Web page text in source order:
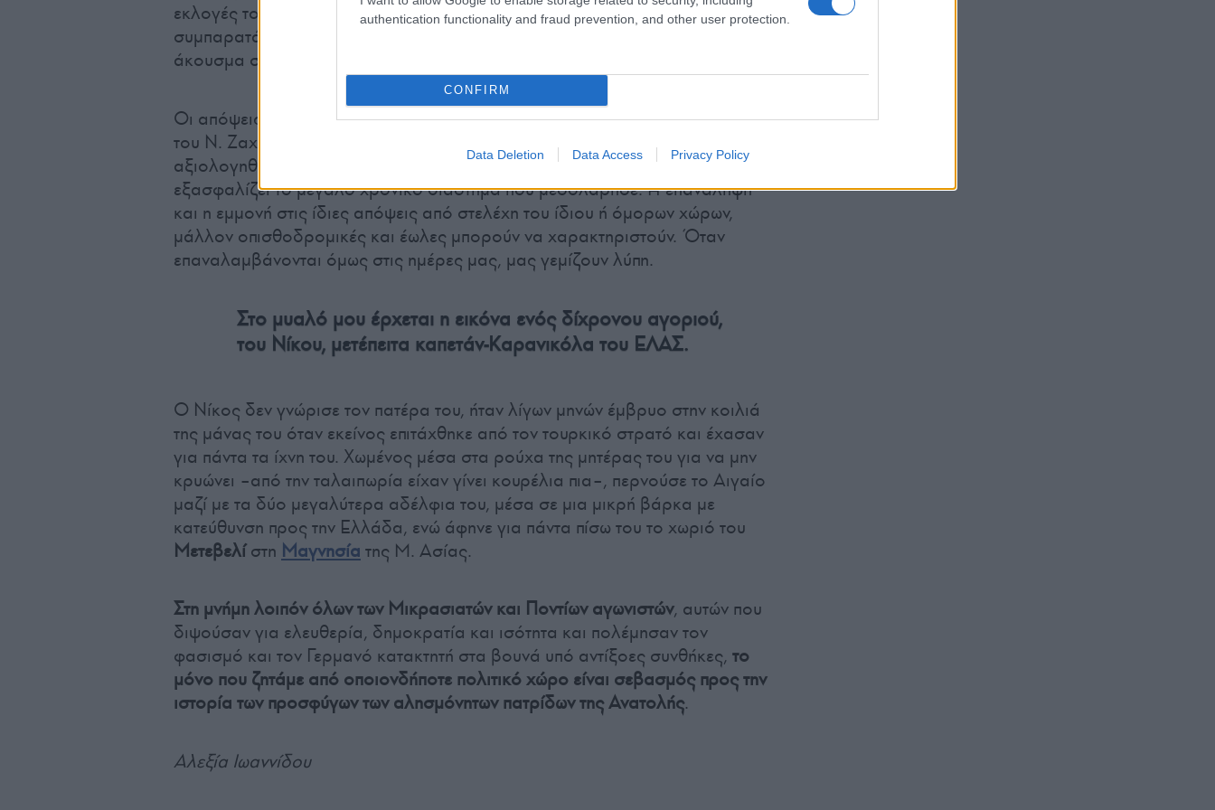
authentication functionality and fraud prevention, and other user protection.
CONFIRM
Data Deletion Data Access Privacy Policy
εκλογές του Νοέμβρη του 1920 οι κουμουνιστές του ΣΕΚΕ
συμπαρατάχθηκαν με τις αντιβενιζελικές δυνάμεις υπό το περίεργο στο
άκουσμα σύνθημα «σφυρί-δρεπάνι, ελιά-στεφάνι»!
Οι απόψεις υψηλόβαθμων ιστορικών στελεχών του χώρου του ΚΚΕ, όπως
του Ν. Ζαχαριάδη, μετά από σχεδόν εκατό χρόνια μπορούν να
αξιολογηθούν και να χαρακτηριστούν με την αντικειμενικότητα που μας
εξασφαλίζει το μεγάλο χρονικό διάστημα που μεσολάβησε. Η επανάληψη
και η εμμονή στις ίδιες απόψεις από στελέχη του ίδιου ή όμορων χώρων,
μάλλον οπισθοδρομικές και έωλες μπορούν να χαρακτηριστούν. Όταν
επαναλαμβάνονται όμως στις ημέρες μας, μας γεμίζουν λύπη.
Στο μυαλό μου έρχεται η εικόνα ενός δίχρονου αγοριού,
του Νίκου, μετέπειτα καπετάν-Καρανικόλα του ΕΛΑΣ.
Ο Νίκος δεν γνώρισε τον πατέρα του, ήταν λίγων μηνών έμβρυο στην κοιλιά
της μάνας του όταν εκείνος επιτάχθηκε από τον τουρκικό στρατό και έχασαν
για πάντα τα ίχνη του. Χωμένος μέσα στα ρούχα της μητέρας του για να μην
κρυώνει –από την ταλαιπωρία είχαν γίνει κουρέλια πια–, περνούσε το Αιγαίο
μαζί με τα δύο μεγαλύτερα αδέλφια του, μέσα σε μια μικρή βάρκα με
κατεύθυνση προς την Ελλάδα, ενώ άφηνε για πάντα πίσω του το χωριό του
Μετεβελίστη Μαγνησία της Μ. Ασίας.
Στη μνήμη λοιπόν όλων των Μικρασιατών και Ποντίων αγωνιστών, αυτών που
διψούσαν για ελευθερία, δημοκρατία και ισότητα και πολέμησαν τον
φασισμό και τον Γερμανό κατακτητή στα βουνά υπό αντίξοες συνθήκες, το
μόνο που ζητάμε από οποιονδήποτε πολιτικό χώρο είναι σεβασμός προς την
ιστορία των προσφύγων των αλησμόνητων πατρίδων της Ανατολής.
Αλεξία Ιωαννίδου